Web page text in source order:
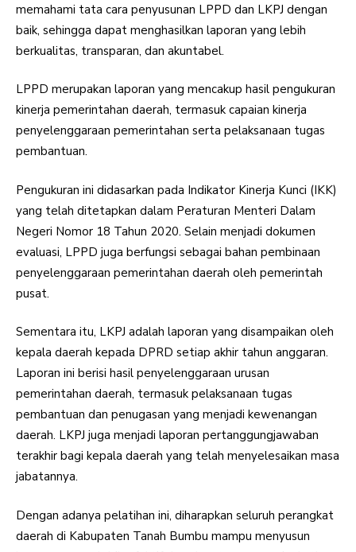
memahami tata cara penyusunan LPPD dan LKPJ dengan
baik, sehingga dapat menghasilkan laporan yang lebih
berkualitas, transparan, dan akuntabel.
LPPD merupakan laporan yang mencakup hasil pengukuran
kinerja pemerintahan daerah, termasuk capaian kinerja
penyelenggaraan pemerintahan serta pelaksanaan tugas
pembantuan.
Pengukuran ini didasarkan pada Indikator Kinerja Kunci (IKK)
yang telah ditetapkan dalam Peraturan Menteri Dalam
Negeri Nomor 18 Tahun 2020. Selain menjadi dokumen
evaluasi, LPPD juga berfungsi sebagai bahan pembinaan
penyelenggaraan pemerintahan daerah oleh pemerintah
pusat.
Sementara itu, LKPJ adalah laporan yang disampaikan oleh
kepala daerah kepada DPRD setiap akhir tahun anggaran.
Laporan ini berisi hasil penyelenggaraan urusan
pemerintahan daerah, termasuk pelaksanaan tugas
pembantuan dan penugasan yang menjadi kewenangan
daerah. LKPJ juga menjadi laporan pertanggungjawaban
terakhir bagi kepala daerah yang telah menyelesaikan masa
jabatannya.
Dengan adanya pelatihan ini, diharapkan seluruh perangkat
daerah di Kabupaten Tanah Bumbu mampu menyusun